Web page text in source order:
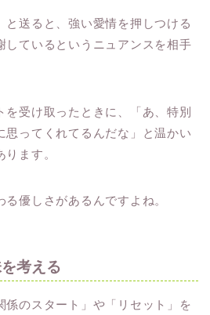
と送ると、強い愛情を押しつける
しているというニュアンスを相手
受け取ったときに、「あ、特別
思ってくれてるんだな」と温かい
ます。
優しさがあるんですよね。
考える
係のスタート」や「リセット」を